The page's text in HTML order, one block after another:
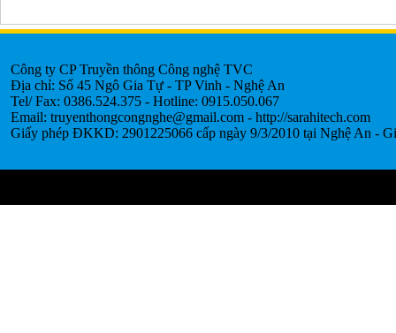
Công ty CP Truyền thông Công nghệ TVC
Địa chỉ: Số 45 Ngô Gia Tự - TP Vinh - Nghệ An
Tel/ Fax: 0386.524.375 - Hotline: 0915.050.067
Email: truyenthongcongnghe@gmail.com - http://sarahitech.com
Giấy phép ĐKKD: 2901225066 cấp ngày 9/3/2010 tại Nghệ An -